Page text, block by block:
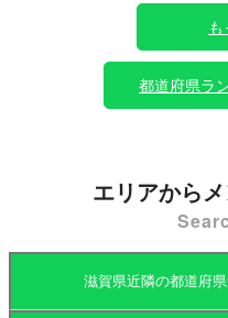
都道府県ラ
エリアから
滋賀県近隣の都道府